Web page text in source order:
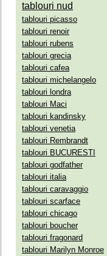
tablouri nud
tablouri picasso
tablouri renoir
tablouri rubens
tablouri grecia
tablouri cafea
tablouri michelangelo
tablouri londra
tablouri Maci
tablouri kandinsky
tablouri venetia
tablouri Rembrandt
tablouri BUCURESTI
tablouri godfather
tablouri italia
tablouri caravaggio
tablouri scarface
tablouri chicago
tablouri boucher
tablouri fragonard
tablouri Marilyn Monroe